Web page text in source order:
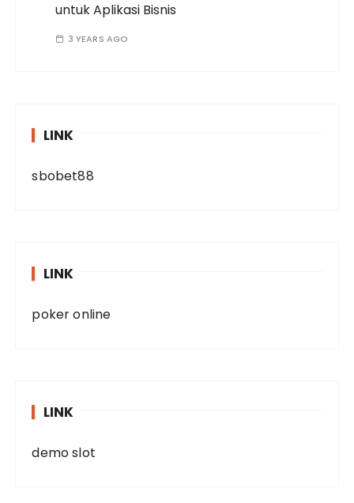
untuk Aplikasi Bisnis
3 YEARS AGO
LINK
sbobet88
LINK
poker online
LINK
demo slot